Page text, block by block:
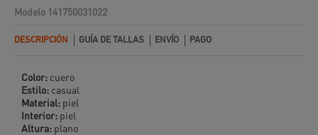
Modelo 141750031022
DESCRIPCIÓN GUÍA DE TALLAS ENVÍO PAGO
Color: cuero
Estilo: casual
Material: piel
Interior: piel
Altura: plano